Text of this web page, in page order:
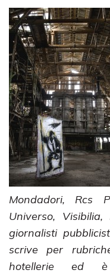
Mondadori, Rcs
Universo,
giornalisti
scrive per
hotellerie ed è